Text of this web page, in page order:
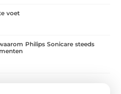
voet
Philips Sonicare steeds